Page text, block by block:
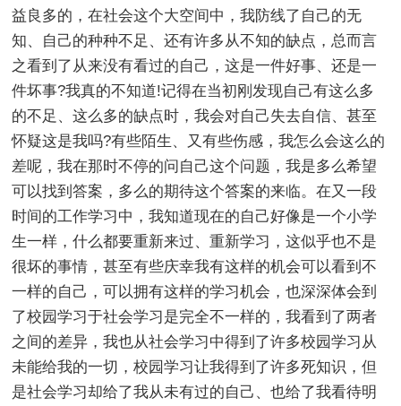
益良多的，在社会这个大空间中，我防线了自己的无
知、自己的种种不足、还有许多从不知的缺点，总而言
之看到了从来没有看过的自己，这是一件好事、还是一
件坏事?我真的不知道!记得在当初刚发现自己有这么多
的不足、这么多的缺点时，我会对自己失去自信、甚至
怀疑这是我吗?有些陌生、又有些伤感，我怎么会这么的
差呢，我在那时不停的问自己这个问题，我是多么希望
可以找到答案，多么的期待这个答案的来临。在又一段
时间的工作学习中，我知道现在的自己好像是一个小学
生一样，什么都要重新来过、重新学习，这似乎也不是
很坏的事情，甚至有些庆幸我有这样的机会可以看到不
一样的自己，可以拥有这样的学习机会，也深深体会到
了校园学习于社会学习是完全不一样的，我看到了两者
之间的差异，我也从社会学习中得到了许多校园学习从
未能给我的一切，校园学习让我得到了许多死知识，但
是社会学习却给了我从未有过的自己、也给了我看待明